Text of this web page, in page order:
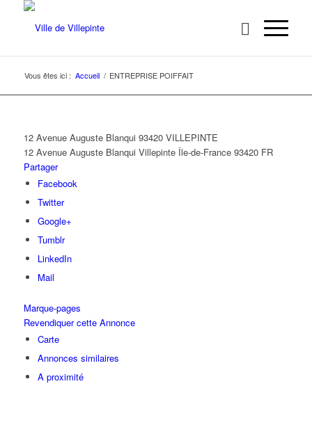
Vous êtes ici : Accueil / ENTREPRISE POIFFAIT
12 Avenue Auguste Blanqui 93420 VILLEPINTE
12 Avenue Auguste Blanqui Villepinte Île-de-France 93420 FR
Partager
Facebook
Twitter
Google+
Tumblr
LinkedIn
Mail
Marque-pages
Revendiquer cette Annonce
Carte
Annonces similaires
A proximité